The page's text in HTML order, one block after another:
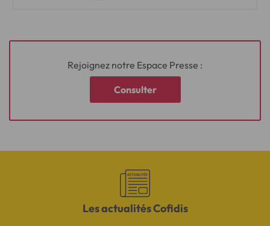
Rejoignez notre Espace Presse :
Consulter
Les actualités Cofidis